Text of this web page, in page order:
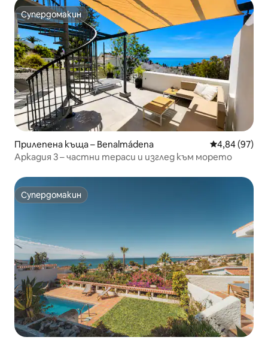
Супердомакин
Супердомакин
Прилепена къща – Benalmádena Средна
4,84 (97)
Аркадия 3 – частни тераси и изглед към морето
Супердомакин
Супердомакин